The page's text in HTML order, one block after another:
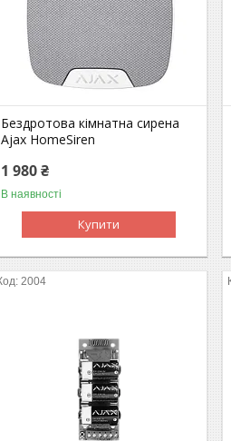
Бездротова кімнатна сирена
Ajax HomeSiren
1 980 ₴
В наявності
Купити
2004